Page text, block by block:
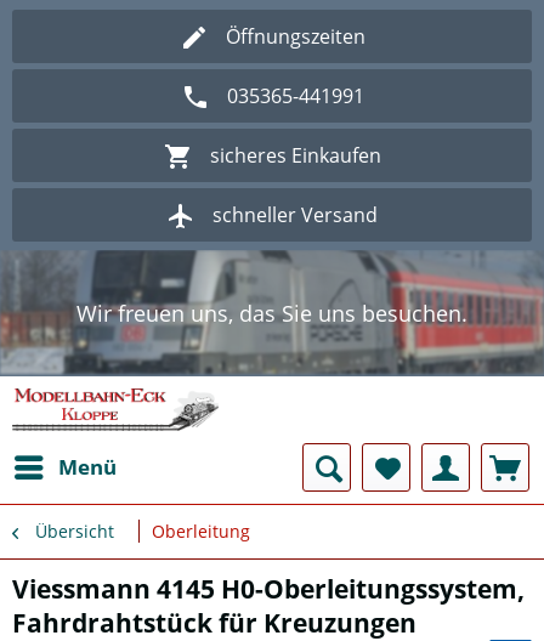
Öffnungszeiten
035365-441991
sicheres Einkaufen
schneller Versand
Wir freuen uns, das Sie uns besuchen.
Herzlich Willkommen im Onlineshop
Modellbahn - Eck Kloppe.
Wir freuen uns, das Sie uns besuchen.
Herzlich Willkommen im Onlineshop
Modellbahn - Eck Kloppe.
Menü
Übersicht Oberleitung
Viessmann 4145 H0-Oberleitungssystem,
Fahrdrahtstück für Kreuzungen